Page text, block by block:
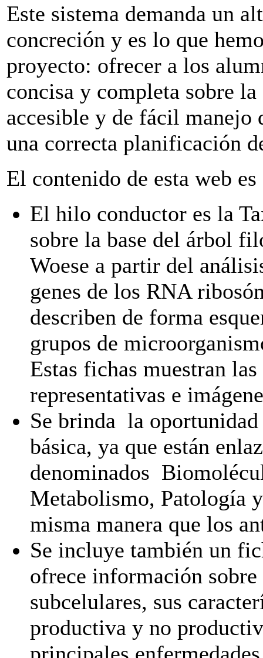
Este sistema demanda un
concreción y es lo que
proyecto: ofrecer a los
concisa y completa sobre
accesible y de fácil manejo
una correcta planificación
El contenido de esta web
El hilo conductor es la
sobre la base del árbol
Woese a partir del
genes de los RNA
describen de forma
grupos de
Estas fichas muestran
representativas e
Se brinda la
básica, ya que están
denominados
Metabolismo, Patología
misma manera que los
Se incluye también un
ofrece información
subcelulares, sus
productiva y no
principales